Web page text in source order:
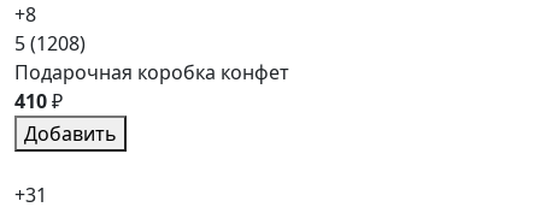
+8
5(1208)
Подарочная коробка конфет
410₽
Добавить
+31